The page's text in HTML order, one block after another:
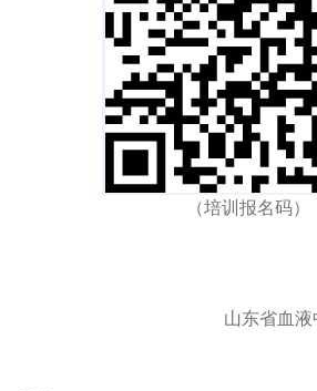
（培训报名码）
山东省血液中心
2019